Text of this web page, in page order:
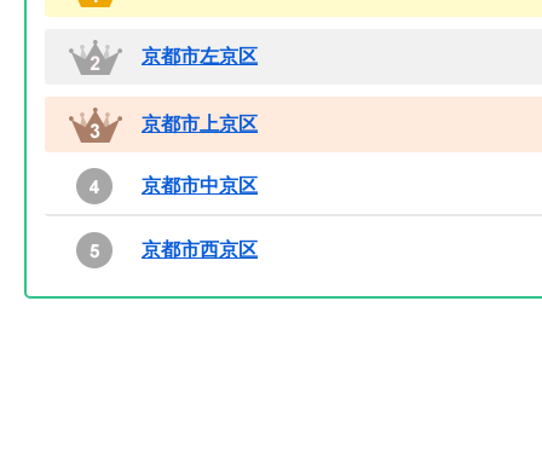
京都市左京区
京都市上京区
京都市中京区
京都市西京区